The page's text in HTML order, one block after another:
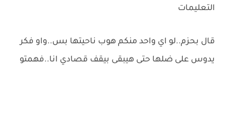
التعليمات
قال بحزم..لو اي واحد منكم هوب ناحيتها بس..واو فكر
يدوس على ضلها حتى هيبقى بيقف قصادي انا..فهمتو